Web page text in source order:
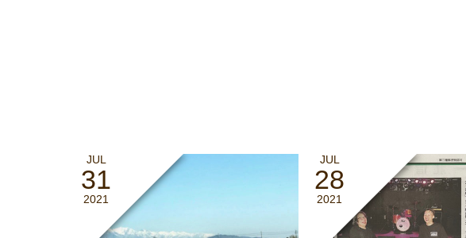
JUL
31
2021
JUL
28
2021